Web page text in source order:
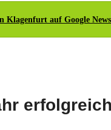
auf Google
erfolgreich